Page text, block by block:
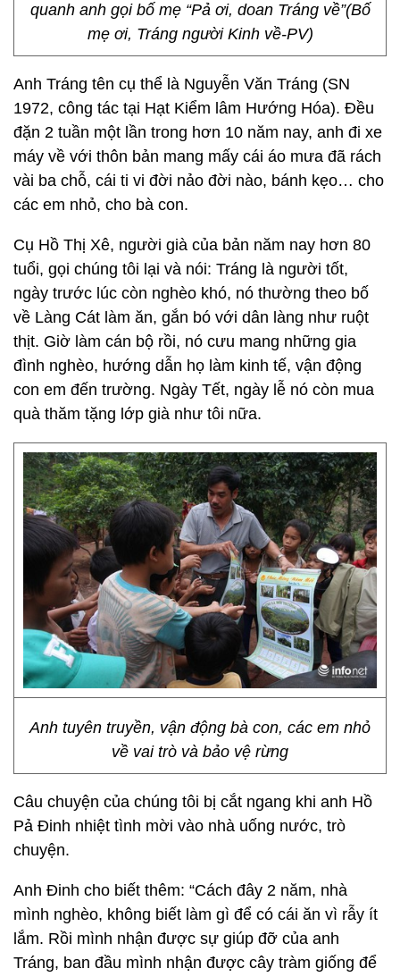
quanh anh gọi bố mẹ “Pả ơi, doan Tráng về”(Bố
mẹ ơi, Tráng người Kinh về-PV)
Anh Tráng tên cụ thể là Nguyễn Văn Tráng (SN
1972, công tác tại Hạt Kiểm lâm Hướng Hóa). Đều
đặn 2 tuần một lần trong hơn 10 năm nay, anh đi xe
máy về với thôn bản mang mấy cái áo mưa đã rách
vài ba chỗ, cái ti vi đời nảo đời nào, bánh kẹo… cho
các em nhỏ, cho bà con.
Cụ Hồ Thị Xê, người già của bản năm nay hơn 80
tuổi, gọi chúng tôi lại và nói: Tráng là người tốt,
ngày trước lúc còn nghèo khó, nó thường theo bố
về Làng Cát làm ăn, gắn bó với dân làng như ruột
thịt. Giờ làm cán bộ rồi, nó cưu mang những gia
đình nghèo, hướng dẫn họ làm kinh tế, vận động
con em đến trường. Ngày Tết, ngày lễ nó còn mua
quà thăm tặng lớp già như tôi nữa.
Anh tuyên truyền, vận động bà con, các em nhỏ
về vai trò và bảo vệ rừng
Câu chuyện của chúng tôi bị cắt ngang khi anh Hồ
Pả Đinh nhiệt tình mời vào nhà uống nước, trò
chuyện.
Anh Đinh cho biết thêm: “Cách đây 2 năm, nhà
mình nghèo, không biết làm gì để có cái ăn vì rẫy ít
lắm. Rồi mình nhận được sự giúp đỡ của anh
Tráng, ban đầu mình nhận được cây tràm giống để